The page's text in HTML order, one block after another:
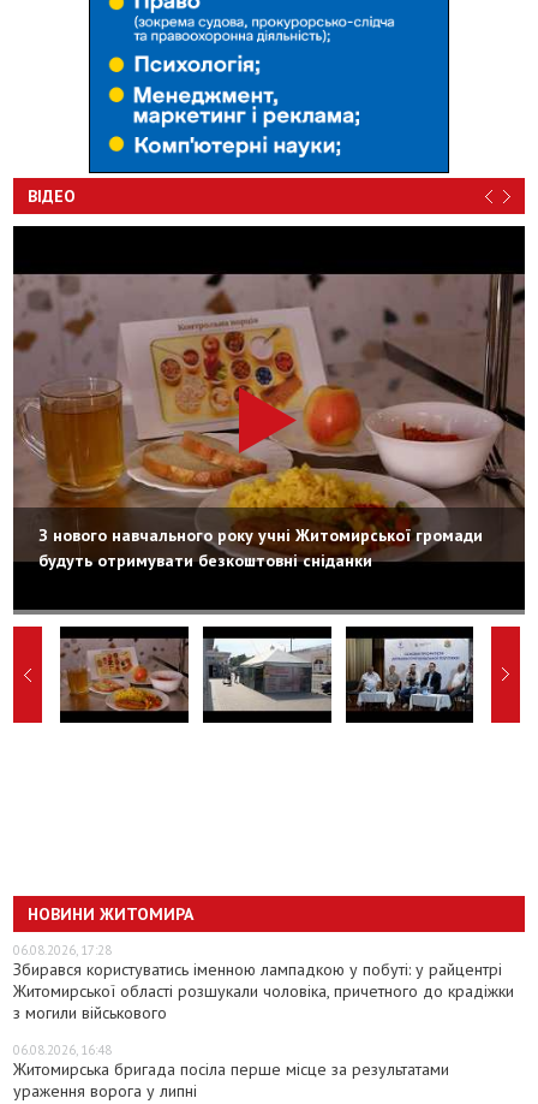
ВІДЕО
З нового навчального року учні Житомирської громади
будуть отримувати безкоштовні сніданки
НОВИНИ ЖИТОМИРА
06.08.2026, 17:28
Збирався користуватись іменною лампадкою у побуті: у райцентрі
Житомирської області розшукали чоловіка, причетного до крадіжки
з могили військового
06.08.2026, 16:48
Житомирська бригада посіла перше місце за результатами
ураження ворога у липні